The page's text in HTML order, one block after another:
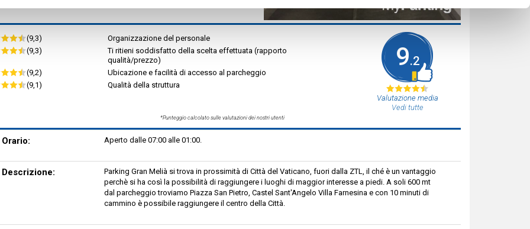
(9,3)
Organizzazione del personale
(9,3)
Ti ritieni soddisfatto della scelta effettuata (rapporto
qualità/prezzo)
(9,2)
Ubicazione e facilità di accesso al parcheggio
(9,1)
Qualità della struttura
9.2
Valutazione media
Vedi tutte
*Punteggio calcolato sulle valutazioni dei nostri utenti
Orario: Aperto dalle 07:00 alle 01:00.
Descrizione:
Parking Gran Melià si trova in prossimità di Città del Vaticano, fuori dalla ZTL, il ché è un vantaggio
perchè si ha così la possibilità di raggiungere i luoghi di maggior interesse a piedi. A soli 600 mt
dal parcheggio troviamo Piazza San Pietro, Castel Sant'Angelo Villa Farnesina e con 10 minuti di
cammino è possibile raggiungere il centro della Città.